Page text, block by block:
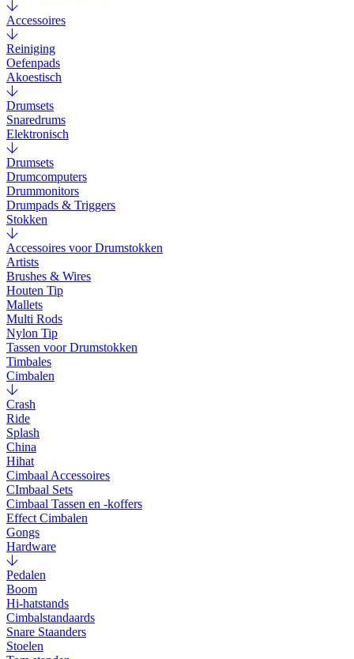
Accessoires
Reiniging
Oefenpads
Akoestisch
Drumsets
Snaredrums
Elektronisch
Drumsets
Drumcomputers
Drummonitors
Drumpads & Triggers
Stokken
Accessoires voor Drumstokken
Artists
Brushes & Wires
Houten Tip
Mallets
Multi Rods
Nylon Tip
Tassen voor Drumstokken
Timbales
Cimbalen
Crash
Ride
Splash
China
Hihat
Cimbaal Accessoires
CImbaal Sets
Cimbaal Tassen en -koffers
Effect Cimbalen
Gongs
Hardware
Pedalen
Boom
Hi-hatstands
Cimbalstandaards
Snare Staanders
Stoelen